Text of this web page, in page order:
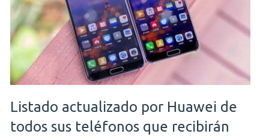
Listado actualizado por Huawei de
todos sus teléfonos que recibirán